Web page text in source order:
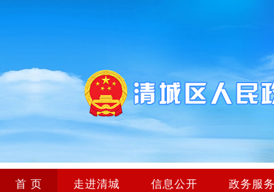
首 页 走进清城 信息公开 政务服